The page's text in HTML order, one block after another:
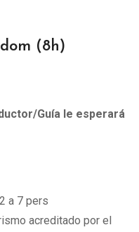
(8h)
Guía le esperará
a 7 pers
acreditado por el